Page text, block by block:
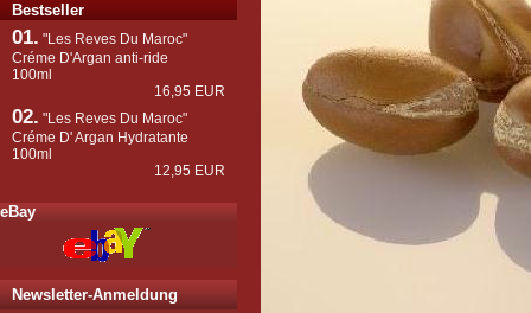
Bestseller
01. "Les Reves Du Maroc"
Créme D'Argan anti-ride
100ml
16,95 EUR
02. "Les Reves Du Maroc"
Créme D' Argan Hydratante
100ml
12,95 EUR
eBay
Newsletter-Anmeldung